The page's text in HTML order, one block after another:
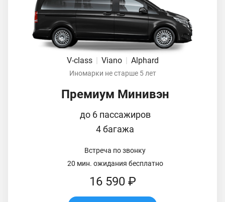
V-class | Viano | Alphard
Иномарки не старше 5 лет
Премиум Минивэн
до 6 пассажиров
4 багажа
Встреча по звонку
20 мин. ожидания бесплатно
16 590 ₽